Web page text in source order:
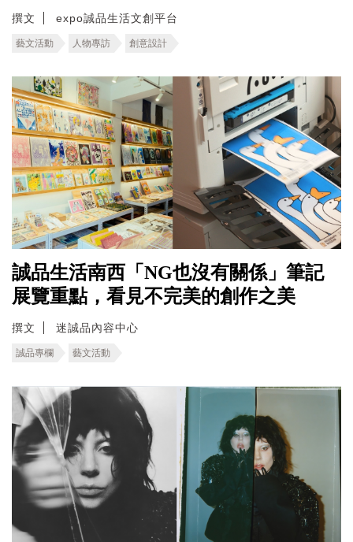
撰文 expo誠品生活文創平台
藝文活動 人物專訪 創意設計
誠品生活南西「NG也沒有關係」筆記
展覽重點，看見不完美的創作之美
撰文 迷誠品內容中心
誠品專欄 藝文活動